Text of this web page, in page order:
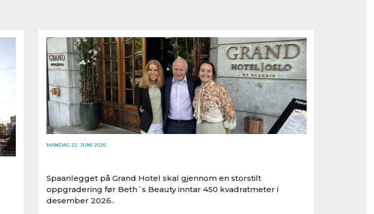
MANDAG 22. JUNI 2026
Spaanlegget på Grand Hotel skal gjennom en storstilt
oppgradering før Beth´s Beauty inntar 450 kvadratmeter i
desember 2026..